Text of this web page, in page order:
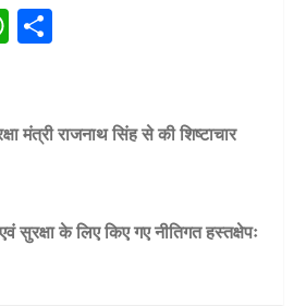
WhatsApp
मंत्री राजनाथ सिंह से की शिष्टाचार
सुरक्षा के लिए किए गए नीतिगत हस्तक्षेपः